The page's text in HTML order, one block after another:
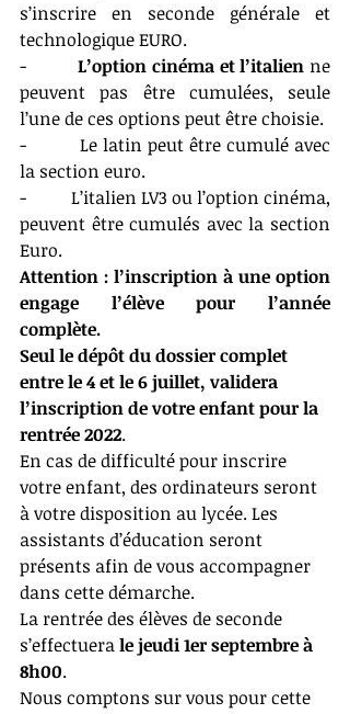
s’inscrire en seconde générale et
technologique EURO.
- L’option cinéma et l’italien ne
peuvent pas être cumulées, seule
l’une de ces options peut être choisie.
-          Le latin peut être cumulé avec
la section euro.
-          L’italien LV3 ou l’option cinéma,
peuvent être cumulés avec la section
Euro.
Attention : l’inscription à une option
engage l’élève pour l’année
complète.
Seul le dépôt du dossier complet
entre le 4 et le 6 juillet, validera
l’inscription de votre enfant pour la
rentrée 2022.
En cas de difficulté pour inscrire
votre enfant, des ordinateurs seront
à votre disposition au lycée. Les
assistants d’éducation seront
présents afin de vous accompagner
dans cette démarche.
La rentrée des élèves de seconde
s’effectuera le jeudi 1er septembre à
8h00.
Nous comptons sur vous pour cette